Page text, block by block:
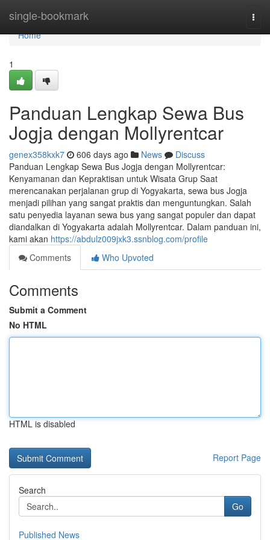
single-bookmark
Home
Home
1
Panduan Lengkap Sewa Bus
Jogja dengan Mollyrentcar
genex358kxk7 606 days ago News
Discuss
Panduan Lengkap Sewa Bus Jogja dengan Mollyrentcar:
Kenyamanan dan Kepraktisan untuk Wisata Grup Saat
merencanakan perjalanan grup di Yogyakarta, sewa bus Jogja
menjadi pilihan yang sangat praktis dan menguntungkan. Salah
satu penyedia layanan sewa bus yang sangat populer dan dapat
diandalkan di Yogyakarta adalah Mollyrentcar. Dalam panduan ini,
kami akan https://abdulz009jxk3.ssnblog.com/profile
Comments
Who Upvoted
Comments
Submit a Comment
No HTML
HTML is disabled
Report Page
Search
Go
Published News